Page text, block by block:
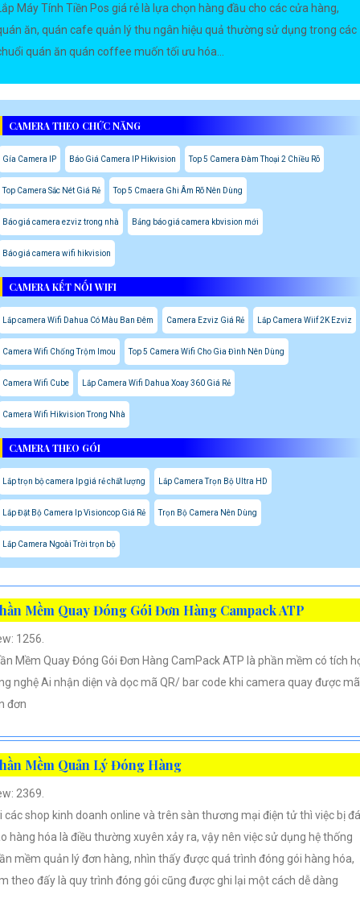
Máy Tính Tiền Pos giá rẻ là lựa chọn hàng đầu cho các cửa hàng,
ăn, quán cafe quản lý thu ngân hiệu quả thường sử dụng trong các
quán ăn quán coffee muốn tối ưu hóa...
CAMERA THEO CHỨC NĂNG
Gía Camera IP Báo Giá Camera IP Hikvision Top 5 Camera Đàm Thoại 2 Chiều Rõ
Top Camera Sắc Nét Giá Rẻ Top 5 Cmaera Ghi Âm Rõ Nên Dùng
Báo giá camera ezviz trong nhà Bảng báo giá camera kbvision mới
Báo giá camera wifi hikvision
CAMERA KẾT NỐI WIFI
Lắp camera Wifi Dahua Có Màu Ban Đêm Camera Ezviz Giá Rẻ Lắp Camera Wiif 2K Ezviz
Camera Wifi Chống Trộm Imou Top 5 Camera Wifi Cho Gia Đình Nên Dùng
Camera Wifi Cube Lắp Camera Wifi Dahua Xoay 360 Giá Rẻ
Camera Wifi Hikvision Trong Nhà
CAMERA THEO GÓI
Lắp trọn bộ camera Ip giá rẻ chất lượng Lắp Camera Trọn Bộ Ultra HD
Lắp Đặt Bộ Camera Ip Visioncop Giá Rẻ Trọn Bộ Camera Nên Dùng
Lắp Camera Ngoài Trời trọn bộ
Mềm Quay Đóng Gói Đơn Hàng Campack ATP
1256.
Mềm Quay Đóng Gói Đơn Hàng CamPack ATP là phần mềm có tích
nghệ Ai nhận diện và dọc mã QR/ bar code khi camera quay được mã
đơn
Mềm Quản Lý Đóng Hàng
2369.
các shop kinh doanh online và trên sàn thương mại điện tử thì việc bị
hàng hóa là điều thường xuyên xảy ra, vậy nên việc sử dụng hệ thống
mềm quản lý đơn hàng, nhìn thấy được quá trình đóng gói hàng hóa,
theo đấy là quy trình đóng gói cũng được ghi lại một cách dễ dàng